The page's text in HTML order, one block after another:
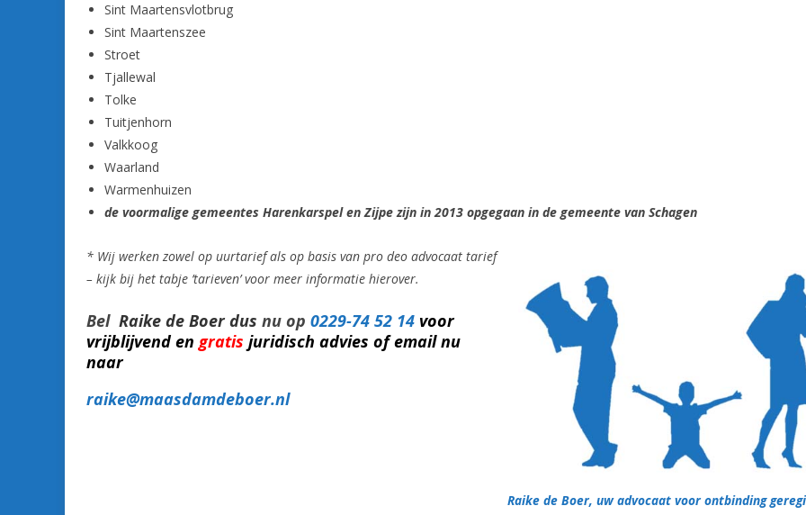
Sint Maartensvlotbrug
Sint Maartenszee
Stroet
Tjallewal
Tolke
Tuitjenhorn
Valkkoog
Waarland
Warmenhuizen
de voormalige gemeentes Harenkarspel en Zijpe zijn in 2013 opgegaan in de gemeente van Schagen
Raike de Boer, uw advocaat voor ontbinding
* Wij werken zowel op uurtarief als op basis van pro deo advocaat tarief
– kijk bij het tabje ’tarieven’ voor meer informatie hierover.
Bel Raike de Boer dus nu op 0229-74 52 14 voor
vrijblijvend en gratis juridisch advies of email nu
naar
raike@maasdamdeboer.nl